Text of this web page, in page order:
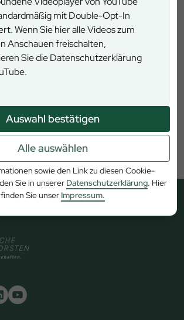
mit Double-Opt-In
Wenn Sie hier alle Videos zum
Anschauen freischalten,
Sie die Datenschutzerklärung
Auswahl bestätigen
Alle auswählen
sowie den Link zu diesen Cookie-
Sie in unserer Datenschutzerklärung. Hier
finden Sie unser Impressum.